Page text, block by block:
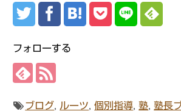
フォローする
ブログ ルーツ ,個別指導 ,塾 ,塾長